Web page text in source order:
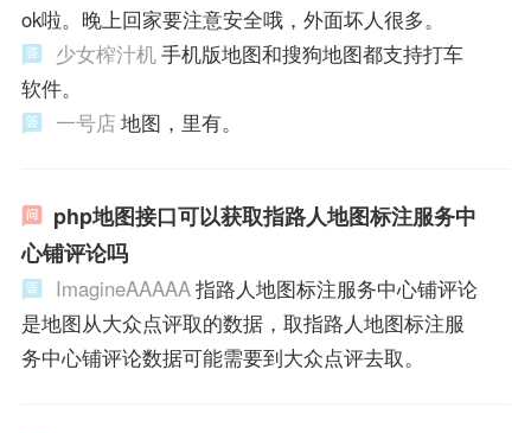
ok啦。晚上回家要注意安全哦，外面坏人很多。
少女榨汁机手机版地图和搜狗地图都支持打车
软件。
一号店 地图，里有。
php地图接口可以获取指路人地图标注服务中
心铺评论吗
ImagineAAAAA指路人地图标注服务中心铺评论
是地图从大众点评取的数据，取指路人地图标注服
务中心铺评论数据可能需要到大众点评去取。